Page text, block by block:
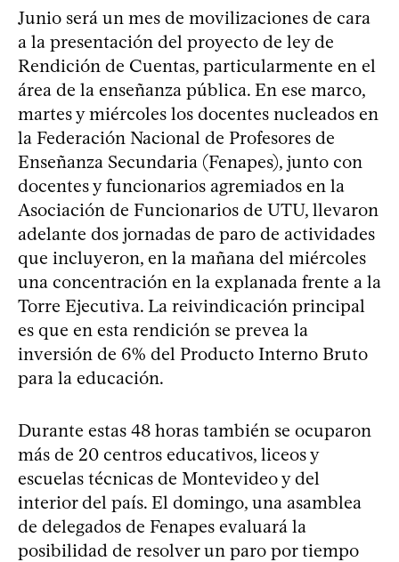
Junio será un mes de movilizaciones de cara
a la presentación del proyecto de ley de
Rendición de Cuentas, particularmente en el
área de la enseñanza pública. En ese marco,
martes y miércoles los docentes nucleados en
la Federación Nacional de Profesores de
Enseñanza Secundaria (Fenapes), junto con
docentes y funcionarios agremiados en la
Asociación de Funcionarios de UTU, llevaron
adelante dos jornadas de paro de actividades
que incluyeron, en la mañana del miércoles
una concentración en la explanada frente a la
Torre Ejecutiva. La reivindicación principal
es que en esta rendición se prevea la
inversión de 6% del Producto Interno Bruto
para la educación.
Durante estas 48 horas también se ocuparon
más de 20 centros educativos, liceos y
escuelas técnicas de Montevideo y del
interior del país. El domingo, una asamblea
de delegados de Fenapes evaluará la
posibilidad de resolver un paro por tiempo